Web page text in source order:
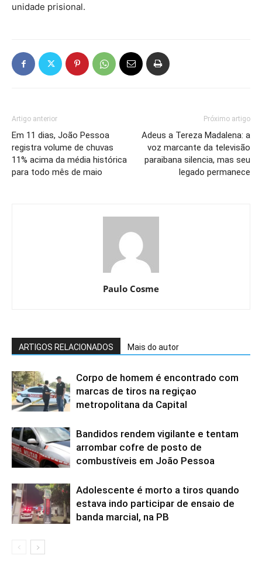
unidade prisional.
Artigo anterior
Em 11 dias, João Pessoa
registra volume de chuvas
11% acima da média histórica
para todo mês de maio
Próximo artigo
Adeus a Tereza Madalena: a
voz marcante da televisão
paraibana silencia, mas seu
legado permanece
Paulo Cosme
ARTIGOS RELACIONADOS Mais do autor
Corpo de homem é encontrado com
marcas de tiros na regiçao
metropolitana da Capital
Bandidos rendem vigilante e tentam
arrombar cofre de posto de
combustíveis em João Pessoa
Adolescente é morto a tiros quando
estava indo participar de ensaio de
banda marcial, na PB